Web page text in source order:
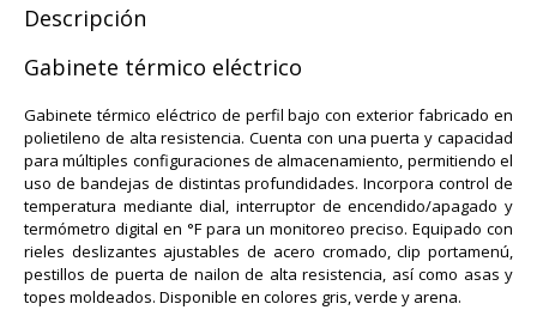
Descripción
Gabinete térmico eléctrico
Gabinete térmico eléctrico de perfil bajo con exterior fabricado en
polietileno de alta resistencia. Cuenta con una puerta y capacidad
para múltiples configuraciones de almacenamiento, permitiendo el
uso de bandejas de distintas profundidades. Incorpora control de
temperatura mediante dial, interruptor de encendido/apagado y
termómetro digital en °F para un monitoreo preciso. Equipado con
rieles deslizantes ajustables de acero cromado, clip portamenú,
pestillos de puerta de nailon de alta resistencia, así como asas y
topes moldeados. Disponible en colores gris, verde y arena.